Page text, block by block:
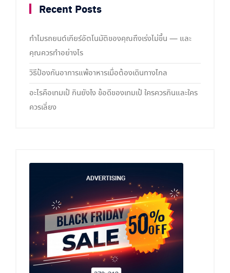
Recent Posts
ทำไมรถยนต์เกียร์อัตโนมัติของคุณถึงเร่งไม่ขึ้น — และ
คุณควรทำอย่างไร
วิธีป้องกันอาการแพ้อาหารเมื่อต้องเดินทางไกล
อะไรคือเทมเป้ กินยังไง ข้อดีของเทมเป้ ใครควรกินและใคร
ควรเลี่ยง